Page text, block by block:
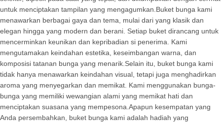
untuk menciptakan tampilan yang mengagumkan.Buket bunga kami
menawarkan berbagai gaya dan tema, mulai dari yang klasik dan
elegan hingga yang modern dan berani. Setiap buket dirancang untuk
mencerminkan keunikan dan kepribadian si penerima. Kami
mengutamakan keindahan estetika, keseimbangan warna, dan
komposisi tatanan bunga yang menarik.Selain itu, buket bunga kami
tidak hanya menawarkan keindahan visual, tetapi juga menghadirkan
aroma yang menyegarkan dan memikat. Kami menggunakan bunga-
bunga yang memiliki wewangian alami yang memikat hati dan
menciptakan suasana yang mempesona.Apapun kesempatan yang
Anda persembahkan, buket bunga kami adalah hadiah yang